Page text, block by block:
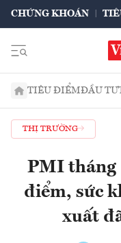
CHỨNG KHOÁN
TIÊU ĐIỂMĐẦU TƯ
THỊ TRƯỜNG
PMI tháng
điểm, sức
xuất